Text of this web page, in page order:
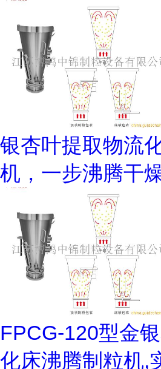
银杏叶提取物流
机，一步沸腾干
FPCG-120型金
化床沸腾制粒机,